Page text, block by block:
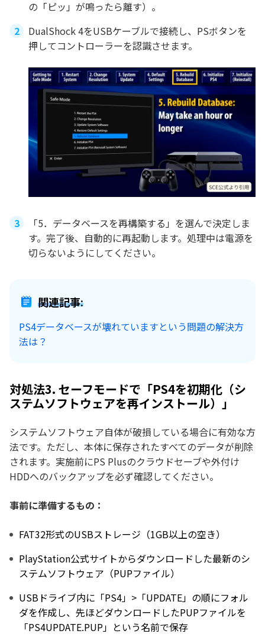
の「ピッ」が鳴ったら離す）。
DualShock 4をUSBケーブルで接続し、PSボタンを
押してコントローラーを認識させます。
「5．データベースを再構築する」を選んで決定しま
す。完了後、自動的に再起動します。処理中は電源を
切らないようにしてください。
関連記事:
PS4データベースが壊れていますという問題の解決方
法は？
対処法3. セーフモードで「PS4を初期化（シ
ステムソフトウェアを再インストール）」
システムソフトウェア自体が破損している場合に有効な方
法です。ただし、本体に保存されたすべてのデータが削除
されます。実施前にPS Plusのクラウドセーブや外付け
HDDへのバックアップを必ず確認してください。
事前に準備するもの：
FAT32形式のUSBストレージ（1GB以上の空き）
PlayStation公式サイトからダウンロードした最新のシ
ステムソフトウェア（PUPファイル）
USBドライブ内に「PS4」>「UPDATE」の順にフォル
ダを作成し、先ほどダウンロードしたPUPファイルを
「PS4UPDATE.PUP」という名前で保存